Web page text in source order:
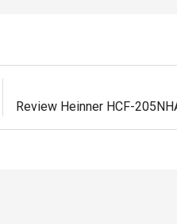
Navigare
post: